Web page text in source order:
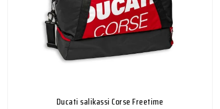
Ducati salikassi Corse Freetime